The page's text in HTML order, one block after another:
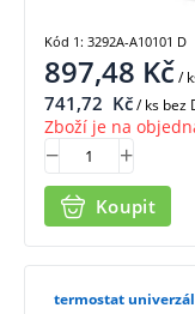
897,48 Kč/
741,72 Kč/ ks bez
Zboží je na
Koupit
Kód 1: 3292A-A10101 D
termostat